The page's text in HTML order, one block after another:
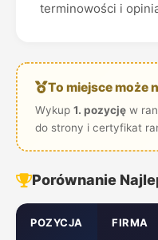
terminowości i
To miejsce może
Wykup 1. pozycjęw
do strony i certyfikat
Porównanie
POZYCJA FIRMA